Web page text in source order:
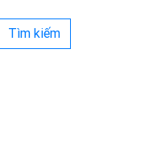
Tìm kiếm